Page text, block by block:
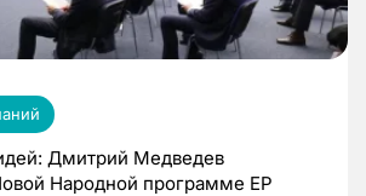
Дмитрий Медведев
Народной программе ЕР